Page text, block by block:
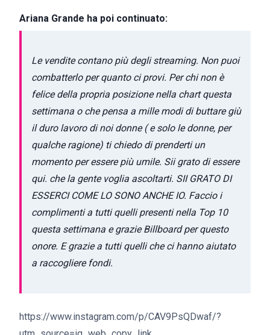
Ariana Grande ha poi continuato:
Le vendite contano più degli streaming. Non puoi
combatterlo per quanto ci provi. Per chi non è
felice della propria posizione nella chart questa
settimana o che pensa a mille modi di buttare giù
il duro lavoro di noi donne ( e solo le donne, per
qualche ragione) ti chiedo di prenderti un
momento per essere più umile. Sii grato di essere
qui. che la gente voglia ascoltarti. SII GRATO DI
ESSERCI COME LO SONO ANCHE IO. Faccio i
complimenti a tutti quelli presenti nella Top 10
questa settimana e grazie Billboard per questo
onore. E grazie a tutti quelli che ci hanno aiutato
a raccogliere fondi.
https://www.instagram.com/p/CAV9PsQDwaf/?